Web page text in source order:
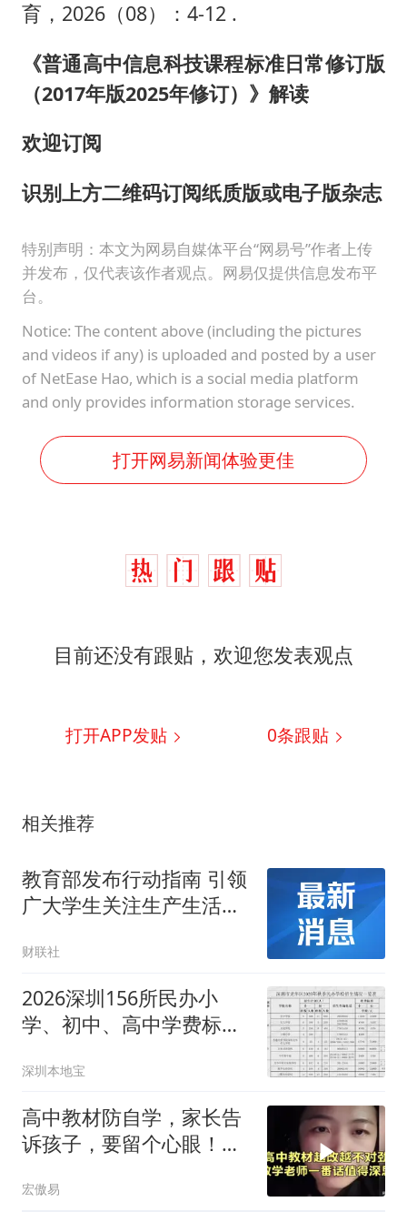
育，2026（08）：4-12 .
《普通高中信息科技课程标准日常修订版
（2017年版2025年修订）》解读
欢迎订阅
识别上方二维码订阅纸质版或电子版杂志
特别声明：本文为网易自媒体平台“网易号”作者上传
并发布，仅代表该作者观点。网易仅提供信息发布平
台。
Notice: The content above (including the pictures
and videos if any) is uploaded and posted by a user
of NetEase Hao, which is a social media platform
and only provides information storage services.
打开网易新闻体验更佳
目前还没有跟贴，欢迎您发表观点
打开APP发贴 0条跟贴
相关推荐
教育部发布行动指南 引领
广大学生关注生产生活实
探索
财联社
2026深圳156所民办小
学、初中、高中学费标
深圳本地宝
高中教材防自学，家长告
诉孩子，要留个心眼！听
宏傲易